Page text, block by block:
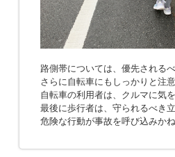
路側帯については、優先されるべ
さらに自転車にもしっかりと注
自転車の利用者は、クルマに気
最後に歩行者は、守られるべき立
危険な行動が事故を呼び込みか